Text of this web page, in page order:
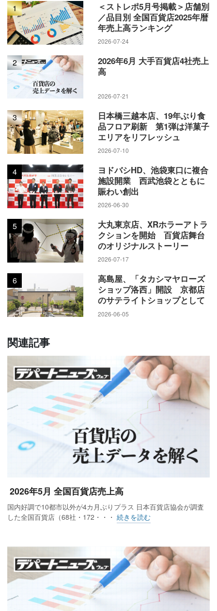
1
＜ストレポ5月号掲載＞店舗別
／品目別 全国百貨店2025年暦
年売上高ランキング
2026-07-24
2
2026年6月 大手百貨店4社売上
高
2026-07-21
3
日本橋三越本店、19年ぶり食
品フロア刷新 第1弾は洋菓子
エリアをリフレッシュ
2026-07-10
4
ヨドバシHD、池袋東口に複合
施設開業 西武池袋とともに
賑わい創出
2026-06-30
5
大丸東京店、XRホラーアトラ
クションを開始 百貨店舞台
のオリジナルストーリー
2026-07-17
6
高島屋、「タカシマヤローズ
ショップ洛西」開設 京都店
のサテライトショップとして
2026-06-05
関連記事
2026年5月 全国百貨店売上高
国内好調で10都市以外が4カ月ぶりプラス 日本百貨店協会が調査
した全国百貨店（68社・172・・・ 続きを読む